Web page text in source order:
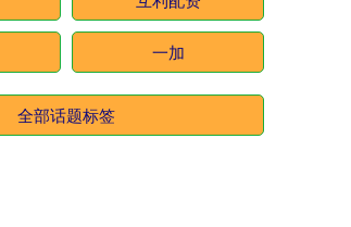
一加
全部话题标签